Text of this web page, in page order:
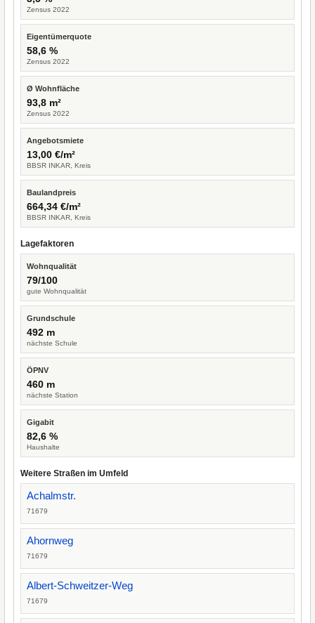
Zensus 2022
Eigentümerquote
58,6 %
Zensus 2022
Ø Wohnfläche
93,8 m²
Zensus 2022
Angebotsmiete
13,00 €/m²
BBSR INKAR, Kreis
Baulandpreis
664,34 €/m²
BBSR INKAR, Kreis
Lagefaktoren
Wohnqualität
79/100
gute Wohnqualität
Grundschule
492 m
nächste Schule
ÖPNV
460 m
nächste Station
Gigabit
82,6 %
Haushalte
Weitere Straßen im Umfeld
Achalmstr.
71679
Ahornweg
71679
Albert-Schweitzer-Weg
71679